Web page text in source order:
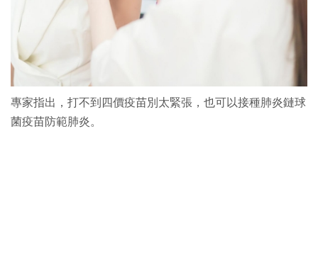
專家指出，打不到四價疫苗別太緊張，也可以接種肺炎鏈球
菌疫苗防範肺炎。